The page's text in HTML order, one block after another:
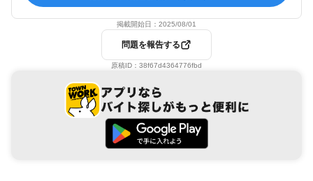
掲載開始日： 2025/08/01
問題を報告する
原稿ID： 38f67d4364776fbd